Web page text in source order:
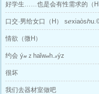
好学生……也是会有性需求的（H
口交·男给女口（H）
情欲（微H）
约会 ý𝓊ｚhaǐw𝓊h.𝓍ýz
很坏
我们去器材室做吧